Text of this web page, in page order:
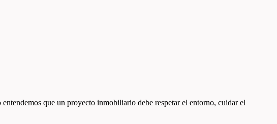
que un proyecto inmobiliario debe respetar el entorno, cuidar el